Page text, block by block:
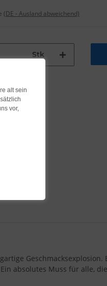
(DE - Ausland abweichend)
Stk
Geschmacksexplosion.
absolutes Muss für alle,
alt sein
vor,